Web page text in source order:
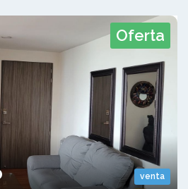
Oferta
venta